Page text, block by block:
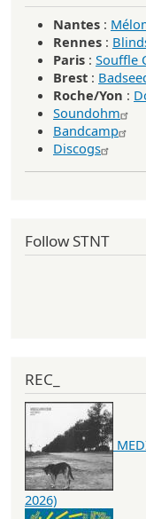
Nantes :
Rennes :
Paris : Souffle
Brest :
Roche/Yon :
Soundohm
Bandcamp
Discogs
Follow STNT
REC_
2026)